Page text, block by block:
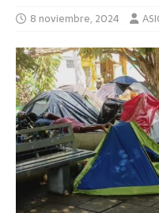
8 noviembre, 2024